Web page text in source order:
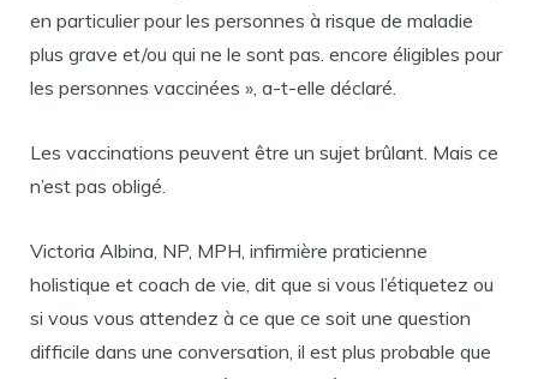
en particulier pour les personnes à risque de maladie
plus grave et/ou qui ne le sont pas. encore éligibles pour
les personnes vaccinées », a-t-elle déclaré.
Les vaccinations peuvent être un sujet brûlant. Mais ce
n’est pas obligé.
Victoria Albina, NP, MPH, infirmière praticienne
holistique et coach de vie, dit que si vous l’étiquetez ou
si vous vous attendez à ce que ce soit une question
difficile dans une conversation, il est plus probable que